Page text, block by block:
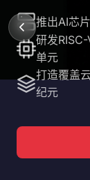
推出AI芯
研发
单元
打造覆盖
纪元